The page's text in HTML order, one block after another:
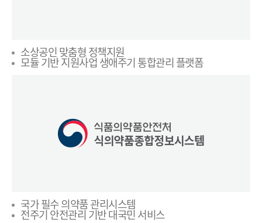
소상공인 맞춤형 정책지원
모듈 기반 지원사업 생애주기 통합관리 플랫폼
국가 필수 의약품 관리시스템
전주기 안전관리 기반 대국민 서비스